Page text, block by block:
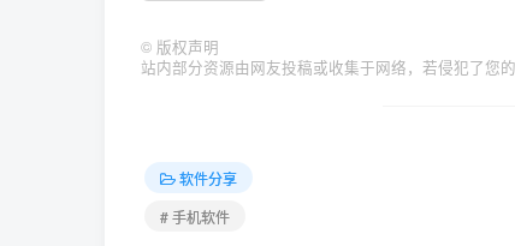
© 版权声明
站内部分资源由网友投稿或收集于网络，若侵犯了您
软件分享
# 手机软件